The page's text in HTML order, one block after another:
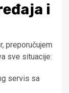
i
preporučujem
sve situacije:
servis sa